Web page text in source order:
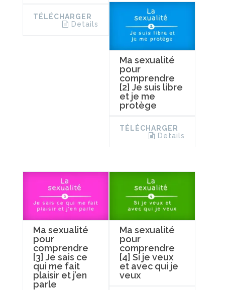
TÉLÉCHARGER
Details
Ma sexualité
pour
comprendre
[2] Je suis libre
et je me
protège
TÉLÉCHARGER
Details
Ma sexualité
pour
comprendre
[3] Je sais ce
qui me fait
plaisir et j’en
parle
Ma sexualité
pour
comprendre
[4] Si je veux
et avec qui je
veux